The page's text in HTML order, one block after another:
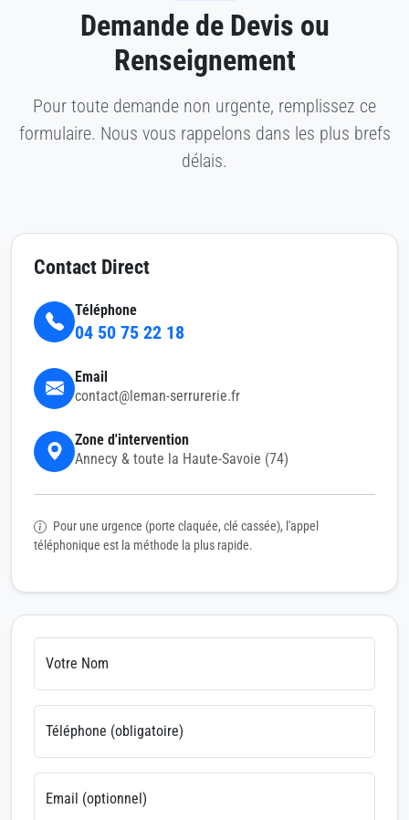
Demande de Devis ou
Renseignement
Pour toute demande non urgente, remplissez ce
formulaire. Nous vous rappelons dans les plus brefs
délais.
Contact Direct
Téléphone
04 50 75 22 18
Email
contact@leman-serrurerie.fr
Zone d'intervention
Annecy & toute la Haute-Savoie (74)
Pour une urgence (porte claquée, clé cassée), l'appel
téléphonique est la méthode la plus rapide.
Votre Nom
Téléphone (obligatoire)
Email (optionnel)